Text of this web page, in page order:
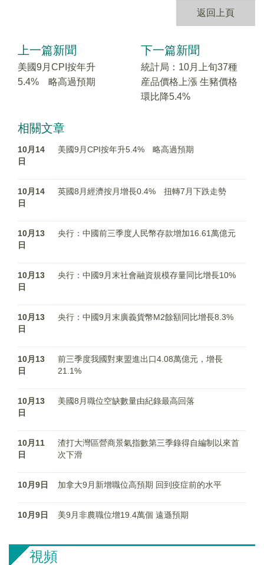
返回上頁
上一篇新聞
美國9月CPI按年升
5.4% 略高過預期
下一篇新聞
統計局：10月上旬37種
産品價格上漲 生豬價格
環比降5.4%
相關文章
10月14
日
美國9月CPI按年升5.4% 略高過預期
10月14
日
英國8月經濟按月增長0.4% 扭轉7月下跌走勢
10月13
日
央行：中國前三季度人民幣存款增加16.61萬億元
10月13
日
央行：中國9月末社會融資規模存量同比增長10%
10月13
日
央行：中國9月末廣義貨幣M2餘額同比增長8.3%
10月13
日
前三季度我國對東盟進出口4.08萬億元，增長
21.1%
10月13
日
美國8月職位空缺數量由紀錄最高回落
10月11
日
渣打大灣區營商景氣指數第三季錄得自編制以來首
次下滑
10月9日 加拿大9月新增職位高預期 回到疫症前的水平
10月9日 美9月非農職位增19.4萬個 遠遜預期
視頻